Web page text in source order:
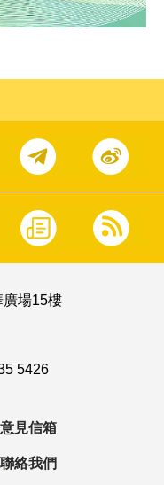
廣場15樓
5426
意見信箱
聯絡我們